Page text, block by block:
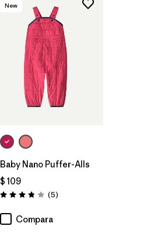
New
Baby Nano Puffer-Alls
$ 109
Valoración: 3.8 / 5
(5Comentarios
)
Compara